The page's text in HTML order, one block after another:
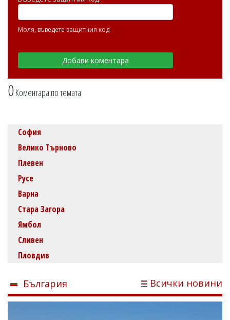
0Коментара по темата
Моля, въведете защитния код
София
Велико Търново
Плевен
Русе
Варна
Стара Загора
Ямбол
Сливен
Пловдив
България Всички новини